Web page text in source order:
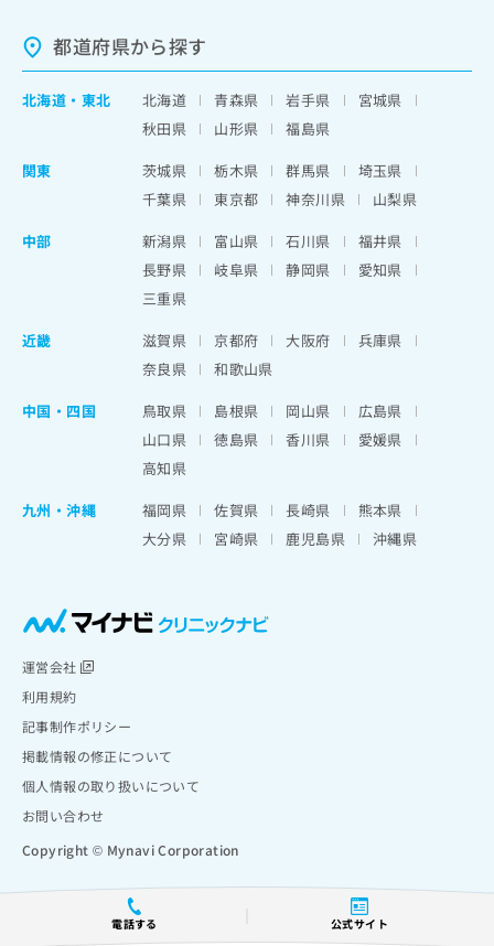
電話する 公式サイト
都道府県から探す
北海道 ・ 東北 北海道 青森県 岩手県
宮城県
秋田県
山形県
福島県
関東
茨城県 栃木県 群馬県
埼玉県
千葉県
東京都 神奈川県
山梨県
中部
新潟県 富山県 石川県
福井県
長野県
岐阜県 静岡県
愛知県
三重県
近畿
滋賀県 京都府 大阪府
兵庫県
奈良県
和歌山県
中国・四国
鳥取県 島根県 岡山県
広島県
山口県
徳島県 香川県
愛媛県
高知県
九州・沖縄
福岡県 佐賀県 長崎県
熊本県
大分県
宮崎県 鹿児島県 沖縄県
運営会社
利用規約
記事制作ポリシー
掲載情報の修正について
個人情報の取り扱いについて
お問い合わせ
Copyright © Mynavi Corporation